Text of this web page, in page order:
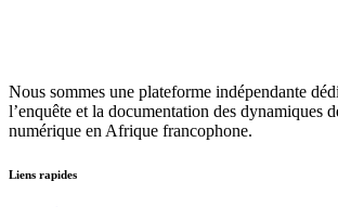
Nous sommes une plateforme indépendante
l’enquête et la documentation des dynamiques
numérique en Afrique francophone.
Liens rapides